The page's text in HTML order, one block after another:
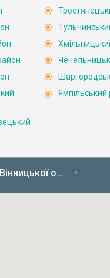
Ямпільський